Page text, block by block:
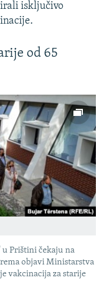
isključivo
od 65
u Prištini čekaju na
objavi Ministarstva
vakcinacija za starije